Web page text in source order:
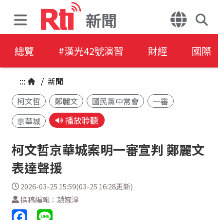
新聞
總覽 #漢光42號演習 財經 國際
::: / 新聞
柯文哲
鄭麗文 國民黨中常會
一審
京華城
播放聆聽
柯文哲京華城案明一審宣判 鄭麗文
表達聲援
2026-03-25 15:59(03-25 16:28更新)
撰稿編輯：趙婉淳